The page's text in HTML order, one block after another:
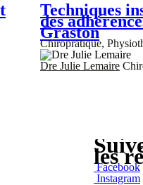
Techniques
des
Graston
Chiropratique,
Dre Julie Lemaire
les
Facebook
Instagram